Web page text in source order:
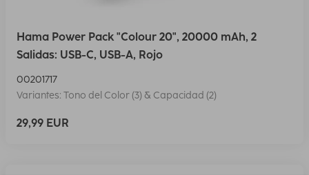
Hama Power Pack "Colour 20", 20000 mAh, 2
Salidas: USB-C, USB-A, Rojo
00201717
Variantes: Tono del Color (3) & Capacidad (2)
29,99 EUR